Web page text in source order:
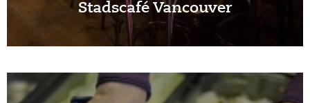
Stadscafé Vancouver